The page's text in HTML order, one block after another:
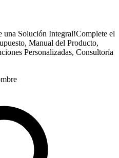
una Solución Integral!Complete el
Manual del Producto,
Personalizadas, Consultoría